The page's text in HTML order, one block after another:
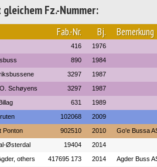
Fz.-Nummer:
Fab.-Nr. Bj. Bemerkung
416 1976
890 1984
3297 1987
Schøyens 3297 1987
631 1989
102068 2009
Ponton 902510 2010 Go'e Bussa
Østerdal 19404 2014
others 417695 173 2014 Agder Buss